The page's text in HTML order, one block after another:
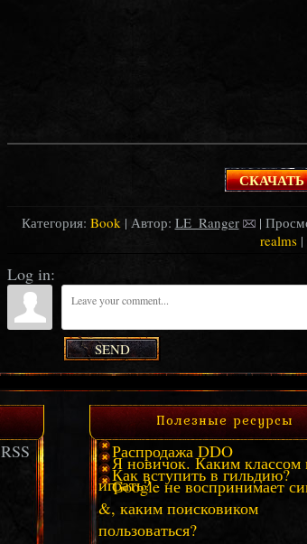
СКАЧАТЬ
Категория: Book| Автор: LE_Ranger |
realms
Log in:
SEND
RSS
Полезные ресурсы
Распродажа DDO
Я новичок. Каким классом
играть?
Как вступить в гильдию?
Google не воспринимает
&, каким поисковиком
пользоваться?